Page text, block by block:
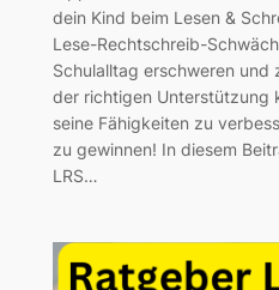
dein Kind beim Lesen &
Lese-Rechtschreib-
Schulalltag erschweren und
der richtigen Unterstützung
seine Fähigkeiten zu
zu gewinnen! In diesem
LRS…